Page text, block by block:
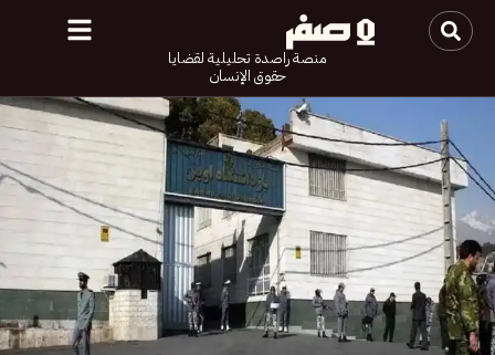
منصة راصدة تحليلية لقضايا
حقوق الإنسان